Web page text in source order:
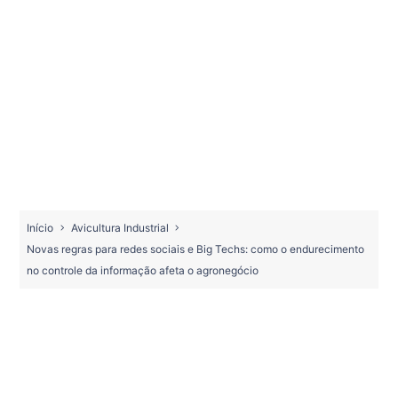
Início
Avicultura Industrial
Novas regras para redes sociais e Big Techs: como o endurecimento
no controle da informação afeta o agronegócio